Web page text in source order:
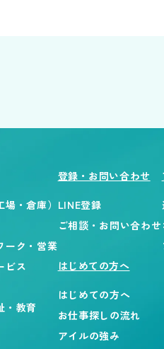
・倉庫）
ーク・営業
ビス
・教育
登録・お問い合わせ
LINE登録
ご相談・お問い合わせ
はじめての方へ
はじめての方へ
お仕事探しの流れ
アイルの強み